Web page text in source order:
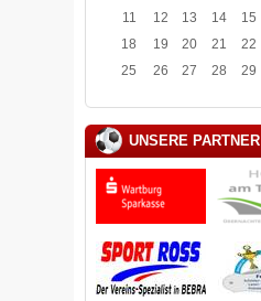
11
12 13 14 15
18
19 20 21 22
25
26 27 28 29
UNSERE PARTNER